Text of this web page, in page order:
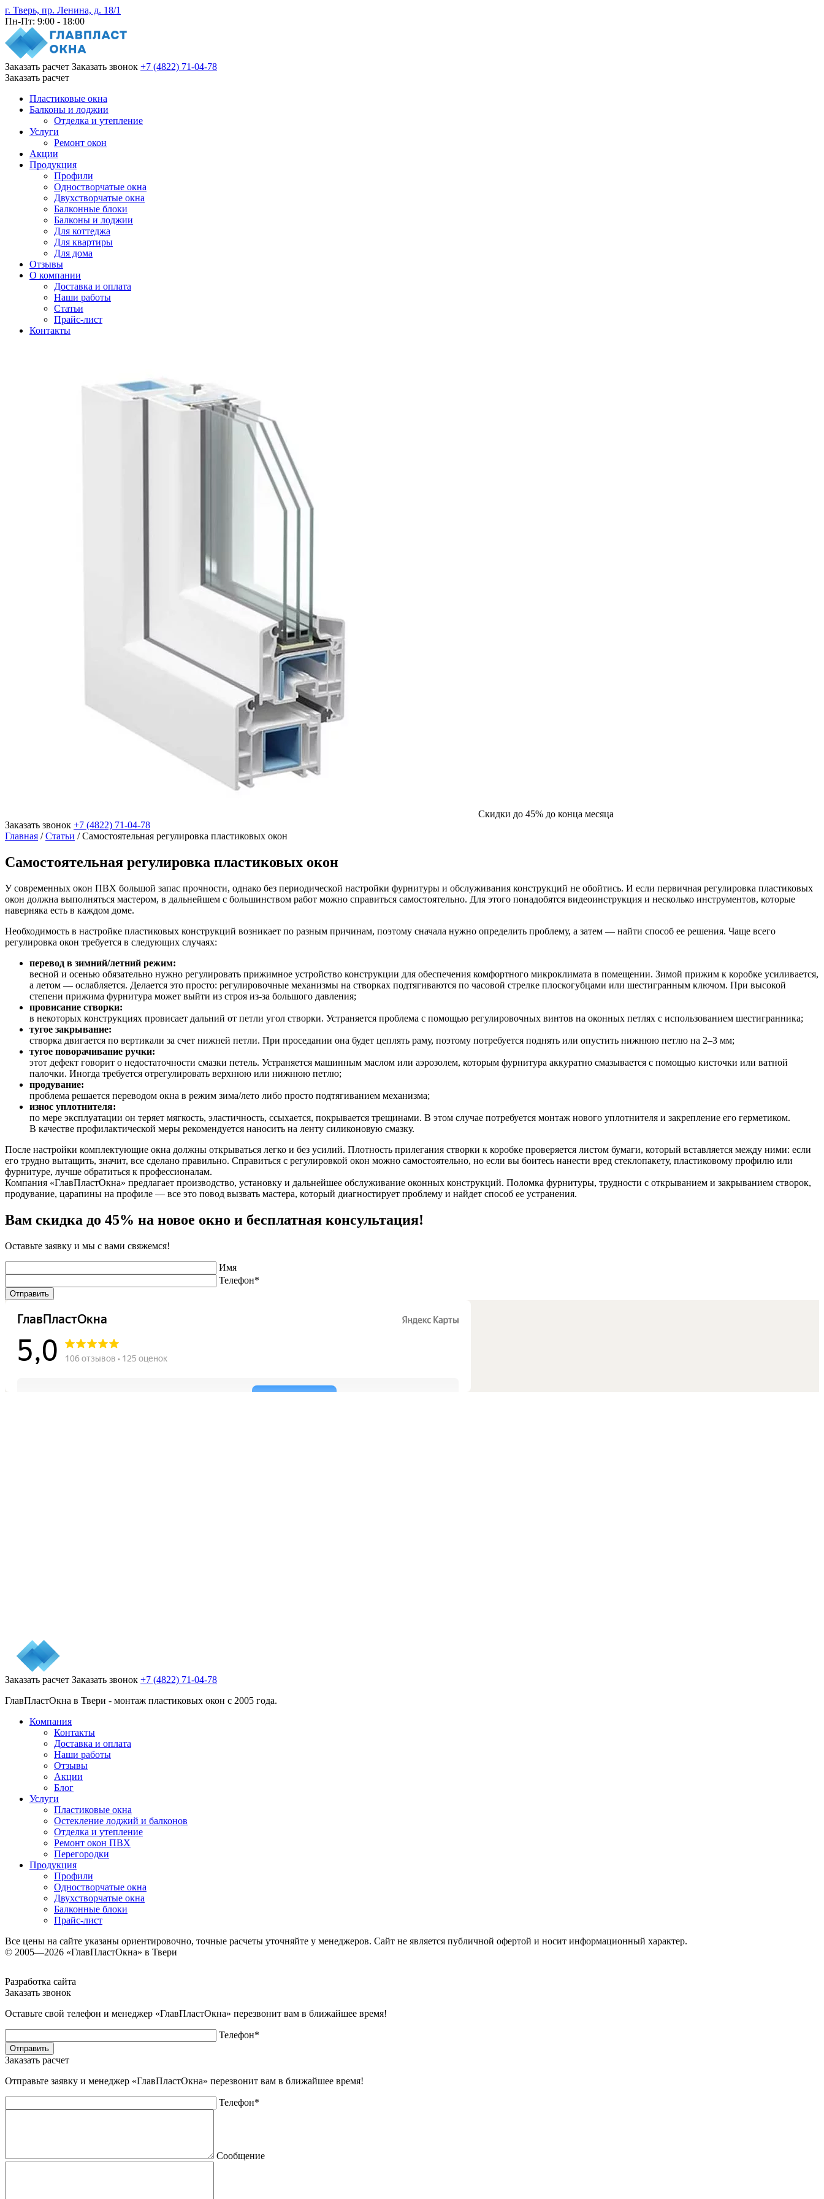
г. Тверь, пр. Ленина, д. 18/1
Пн-Пт: 9:00 - 18:00
Заказать расчет Заказать звонок +7 (4822) 71-04-78
Заказать расчет
Пластиковые окна
Балконы и лоджии
Отделка и утепление
Услуги
Ремонт окон
Акции
Продукция
Профили
Одностворчатые окна
Двухстворчатые окна
Балконные блоки
Балконы и лоджии
Для коттеджа
Для квартиры
Для дома
Отзывы
О компании
Доставка и оплата
Наши работы
Статьи
Прайс-лист
Контакты
Скидки до 45% до конца месяца
Заказать звонок +7 (4822) 71-04-78
Главная /Статьи /Самостоятельная регулировка пластиковых окон
Самостоятельная регулировка пластиковых окон
У современных окон ПВХ большой запас прочности, однако без периодической настройки фурнитуры и обслуживания конструкций не обойтись. И если первичная регулировка пластиковых
окон должна выполняться мастером, в дальнейшем с большинством работ можно справиться самостоятельно. Для этого понадобятся видеоинструкция и несколько инструментов, которые
наверняка есть в каждом доме.
Необходимость в настройке пластиковых конструкций возникает по разным причинам, поэтому сначала нужно определить проблему, а затем — найти способ ее решения. Чаще всего
регулировка окон требуется в следующих случаях:
перевод в зимний/летний режим:
весной и осенью обязательно нужно регулировать прижимное устройство конструкции для обеспечения комфортного микроклимата в помещении. Зимой прижим к коробке усиливается,
а летом — ослабляется. Делается это просто: регулировочные механизмы на створках подтягиваются по часовой стрелке плоскогубцами или шестигранным ключом. При высокой
степени прижима фурнитура может выйти из строя из-за большого давления;
провисание створки:
в некоторых конструкциях провисает дальний от петли угол створки. Устраняется проблема с помощью регулировочных винтов на оконных петлях с использованием шестигранника;
тугое закрывание:
створка двигается по вертикали за счет нижней петли. При проседании она будет цеплять раму, поэтому потребуется поднять или опустить нижнюю петлю на 2–3 мм;
тугое поворачивание ручки:
этот дефект говорит о недостаточности смазки петель. Устраняется машинным маслом или аэрозолем, которым фурнитура аккуратно смазывается с помощью кисточки или ватной
палочки. Иногда требуется отрегулировать верхнюю или нижнюю петлю;
продувание:
проблема решается переводом окна в режим зима/лето либо просто подтягиванием механизма;
износ уплотнителя:
по мере эксплуатации он теряет мягкость, эластичность, ссыхается, покрывается трещинами. В этом случае потребуется монтаж нового уплотнителя и закрепление его герметиком.
В качестве профилактической меры рекомендуется наносить на ленту силиконовую смазку.
После настройки комплектующие окна должны открываться легко и без усилий. Плотность прилегания створки к коробке проверяется листом бумаги, который вставляется между ними: если
его трудно вытащить, значит, все сделано правильно. Справиться с регулировкой окон можно самостоятельно, но если вы боитесь нанести вред стеклопакету, пластиковому профилю или
фурнитуре, лучше обратиться к профессионалам.
Компания «ГлавПластОкна» предлагает производство, установку и дальнейшее обслуживание оконных конструкций. Поломка фурнитуры, трудности с открыванием и закрыванием створок,
продувание, царапины на профиле — все это повод вызвать мастера, который диагностирует проблему и найдет способ ее устранения.
Вам скидка до 45% на новое окно и бесплатная консультация!
Оставьте заявку и мы с вами свяжемся!
Имя
Телефон*
Заказать расчет Заказать звонок +7 (4822) 71-04-78
ГлавПластОкна в Твери - монтаж пластиковых окон с 2005 года.
Компания
Контакты
Доставка и оплата
Наши работы
Отзывы
Акции
Блог
Услуги
Пластиковые окна
Остекление лоджий и балконов
Отделка и утепление
Ремонт окон ПВХ
Перегородки
Продукция
Профили
Одностворчатые окна
Двухстворчатые окна
Балконные блоки
Прайс-лист
Все цены на сайте указаны ориентировочно, точные расчеты уточняйте у менеджеров. Сайт не является публичной офертой и носит информационный характер.
© 2005—2026 «ГлавПластОкна» в Твери
Разработка сайта
Заказать звонок
Оставьте свой телефон и менеджер «ГлавПластОкна» перезвонит вам в ближайшее время!
Телефон*
Заказать расчет
Отправьте заявку и менеджер «ГлавПластОкна» перезвонит вам в ближайшее время!
Телефон*
Сообщение